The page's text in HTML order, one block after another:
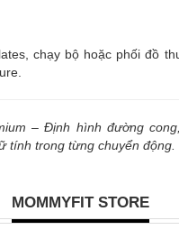
chạy bộ hoặc phối đồ
– Định hình đường
tính trong từng chuyển động.
MOMMYFIT STORE